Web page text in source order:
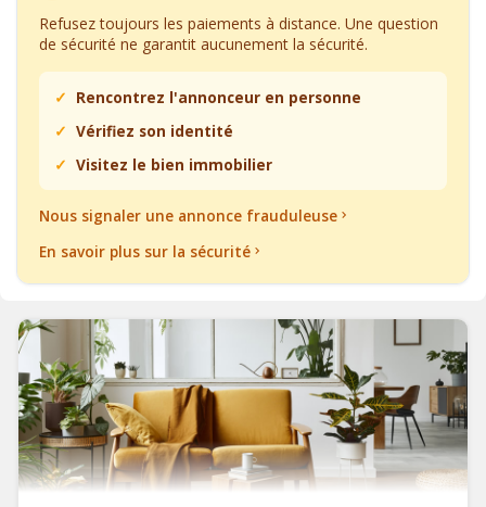
Refusez toujours les paiements à distance. Une question
de sécurité ne garantit aucunement la sécurité.
Rencontrez l'annonceur en personne
Vérifiez son identité
Visitez le bien immobilier
Nous signaler une annonce frauduleuse
En savoir plus sur la sécurité